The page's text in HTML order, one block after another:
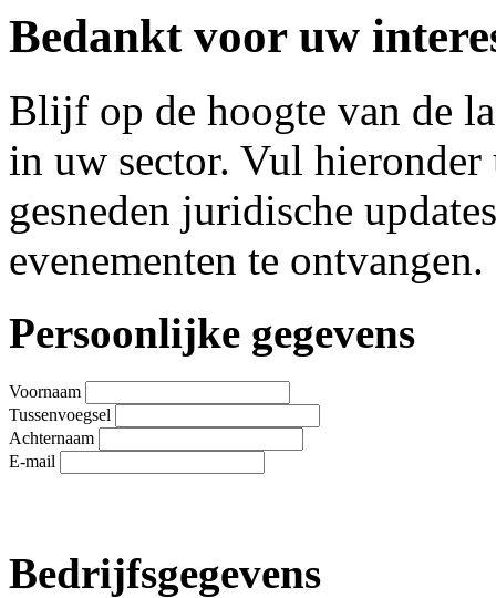
Bedankt voor uw
Blijf op de hoogte van de
in uw sector. Vul
gesneden juridische
evenementen te ontvangen.
Leave
this
Persoonlijke gegevens
Voornaam
Tussenvoegsel
Achternaam
E-mail
Bedrijfsgegevens